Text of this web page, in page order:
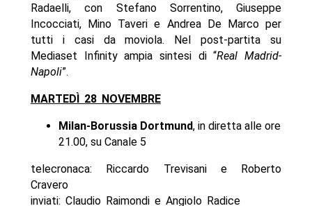
Radaelli, con Stefano Sorrentino, Giuseppe
Incocciati, Mino Taveri e Andrea De Marco per
tutti i casi da moviola. Nel post-partita su
Mediaset Infinity ampia sintesi di “Real Madrid-
Napoli”.
MARTEDÌ 28 NOVEMBRE
Milan-Borussia Dortmund, in diretta alle ore
21.00, su Canale 5
telecronaca: Riccardo Trevisani e Roberto
Cravero
inviati: Claudio Raimondi e Angiolo Radice